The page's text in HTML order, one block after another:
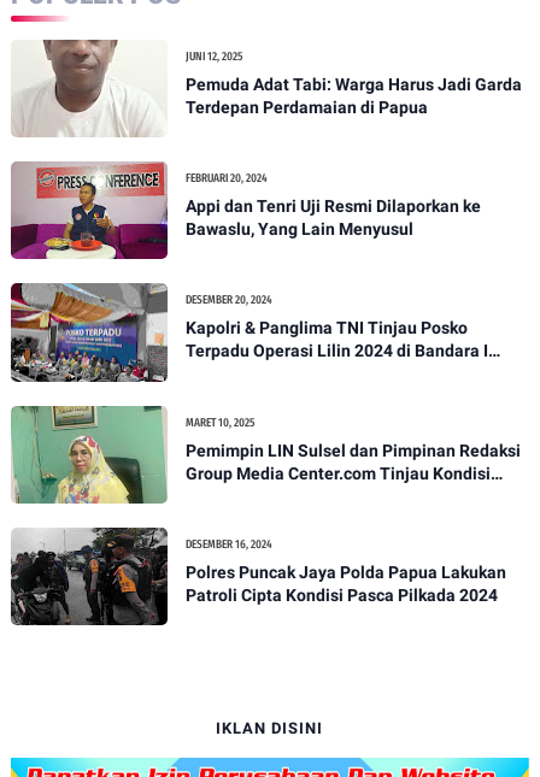
JUNI 12, 2025
Pemuda Adat Tabi: Warga Harus Jadi Garda
Terdepan Perdamaian di Papua
FEBRUARI 20, 2024
Appi dan Tenri Uji Resmi Dilaporkan ke
Bawaslu, Yang Lain Menyusul
DESEMBER 20, 2024
Kapolri & Panglima TNI Tinjau Posko
Terpadu Operasi Lilin 2024 di Bandara I
MARET 10, 2025
Pemimpin LIN Sulsel dan Pimpinan Redaksi
Group Media Center.com Tinjau Kondisi
DESEMBER 16, 2024
Polres Puncak Jaya Polda Papua Lakukan
Patroli Cipta Kondisi Pasca Pilkada 2024
IKLAN DISINI